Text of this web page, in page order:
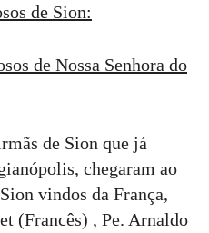
de Sion:
de Nossa Senhora do
de Sion que já
chegaram ao
vindos da França,
(Francês) , Pe. Arnaldo